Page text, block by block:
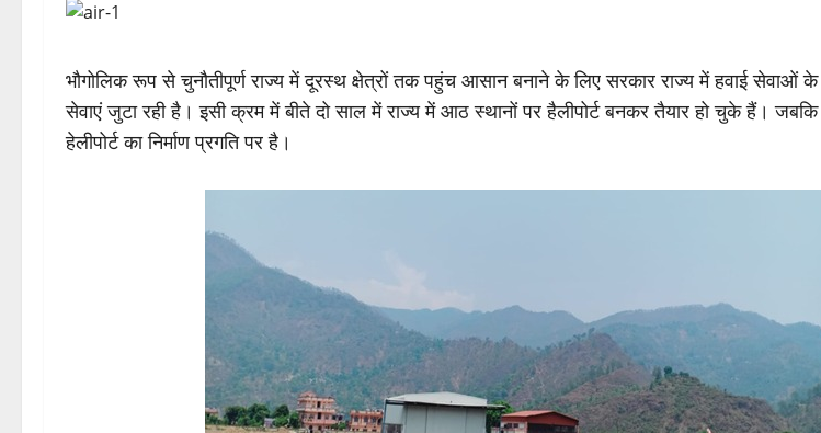
भौगोलिक रूप से चुनौतीपूर्ण राज्य में दूरस्थ क्षेत्रों तक पहुंच आसान बनाने के लिए सरकार राज्य में हवाई सेवाओं के
सेवाएं जुटा रही है। इसी क्रम में बीते दो साल में राज्य में आठ स्थानों पर हैलीपोर्ट बनकर तैयार हो चुके हैं।
हेलीपोर्ट का निर्माण प्रगति पर है।